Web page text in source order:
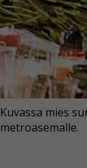
Kuvassa mies
metroasemalle.